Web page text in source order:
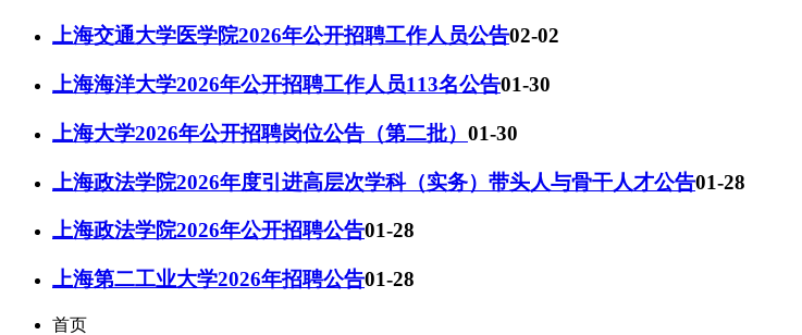
上海交通大学医学院2026年公开招聘工作人员公告02-02
上海海洋大学2026年公开招聘工作人员113名公告01-30
上海大学2026年公开招聘岗位公告（第二批） 01-30
上海政法学院2026年度引进高层次学科（实务）带头人与骨干人才公告01-28
上海政法学院2026年公开招聘公告01-28
上海第二工业大学2026年招聘公告01-28
首页